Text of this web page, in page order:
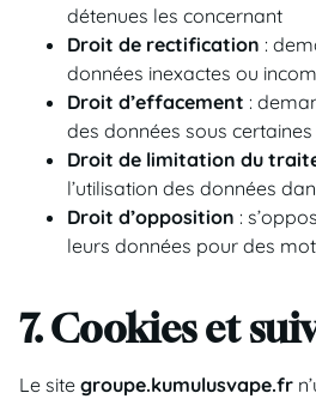
détenues les concernant
Droit de rectification :
données inexactes ou
Droit d’effacement :
des données sous
Droit de limitation du
l’utilisation des données
Droit d’opposition :
leurs données pour des
7. Cookies et
Le site groupe.kumulusvape.fr